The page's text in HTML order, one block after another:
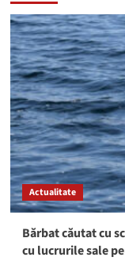
Actualitate
Bărbat căutat cu
cu lucrurile sale